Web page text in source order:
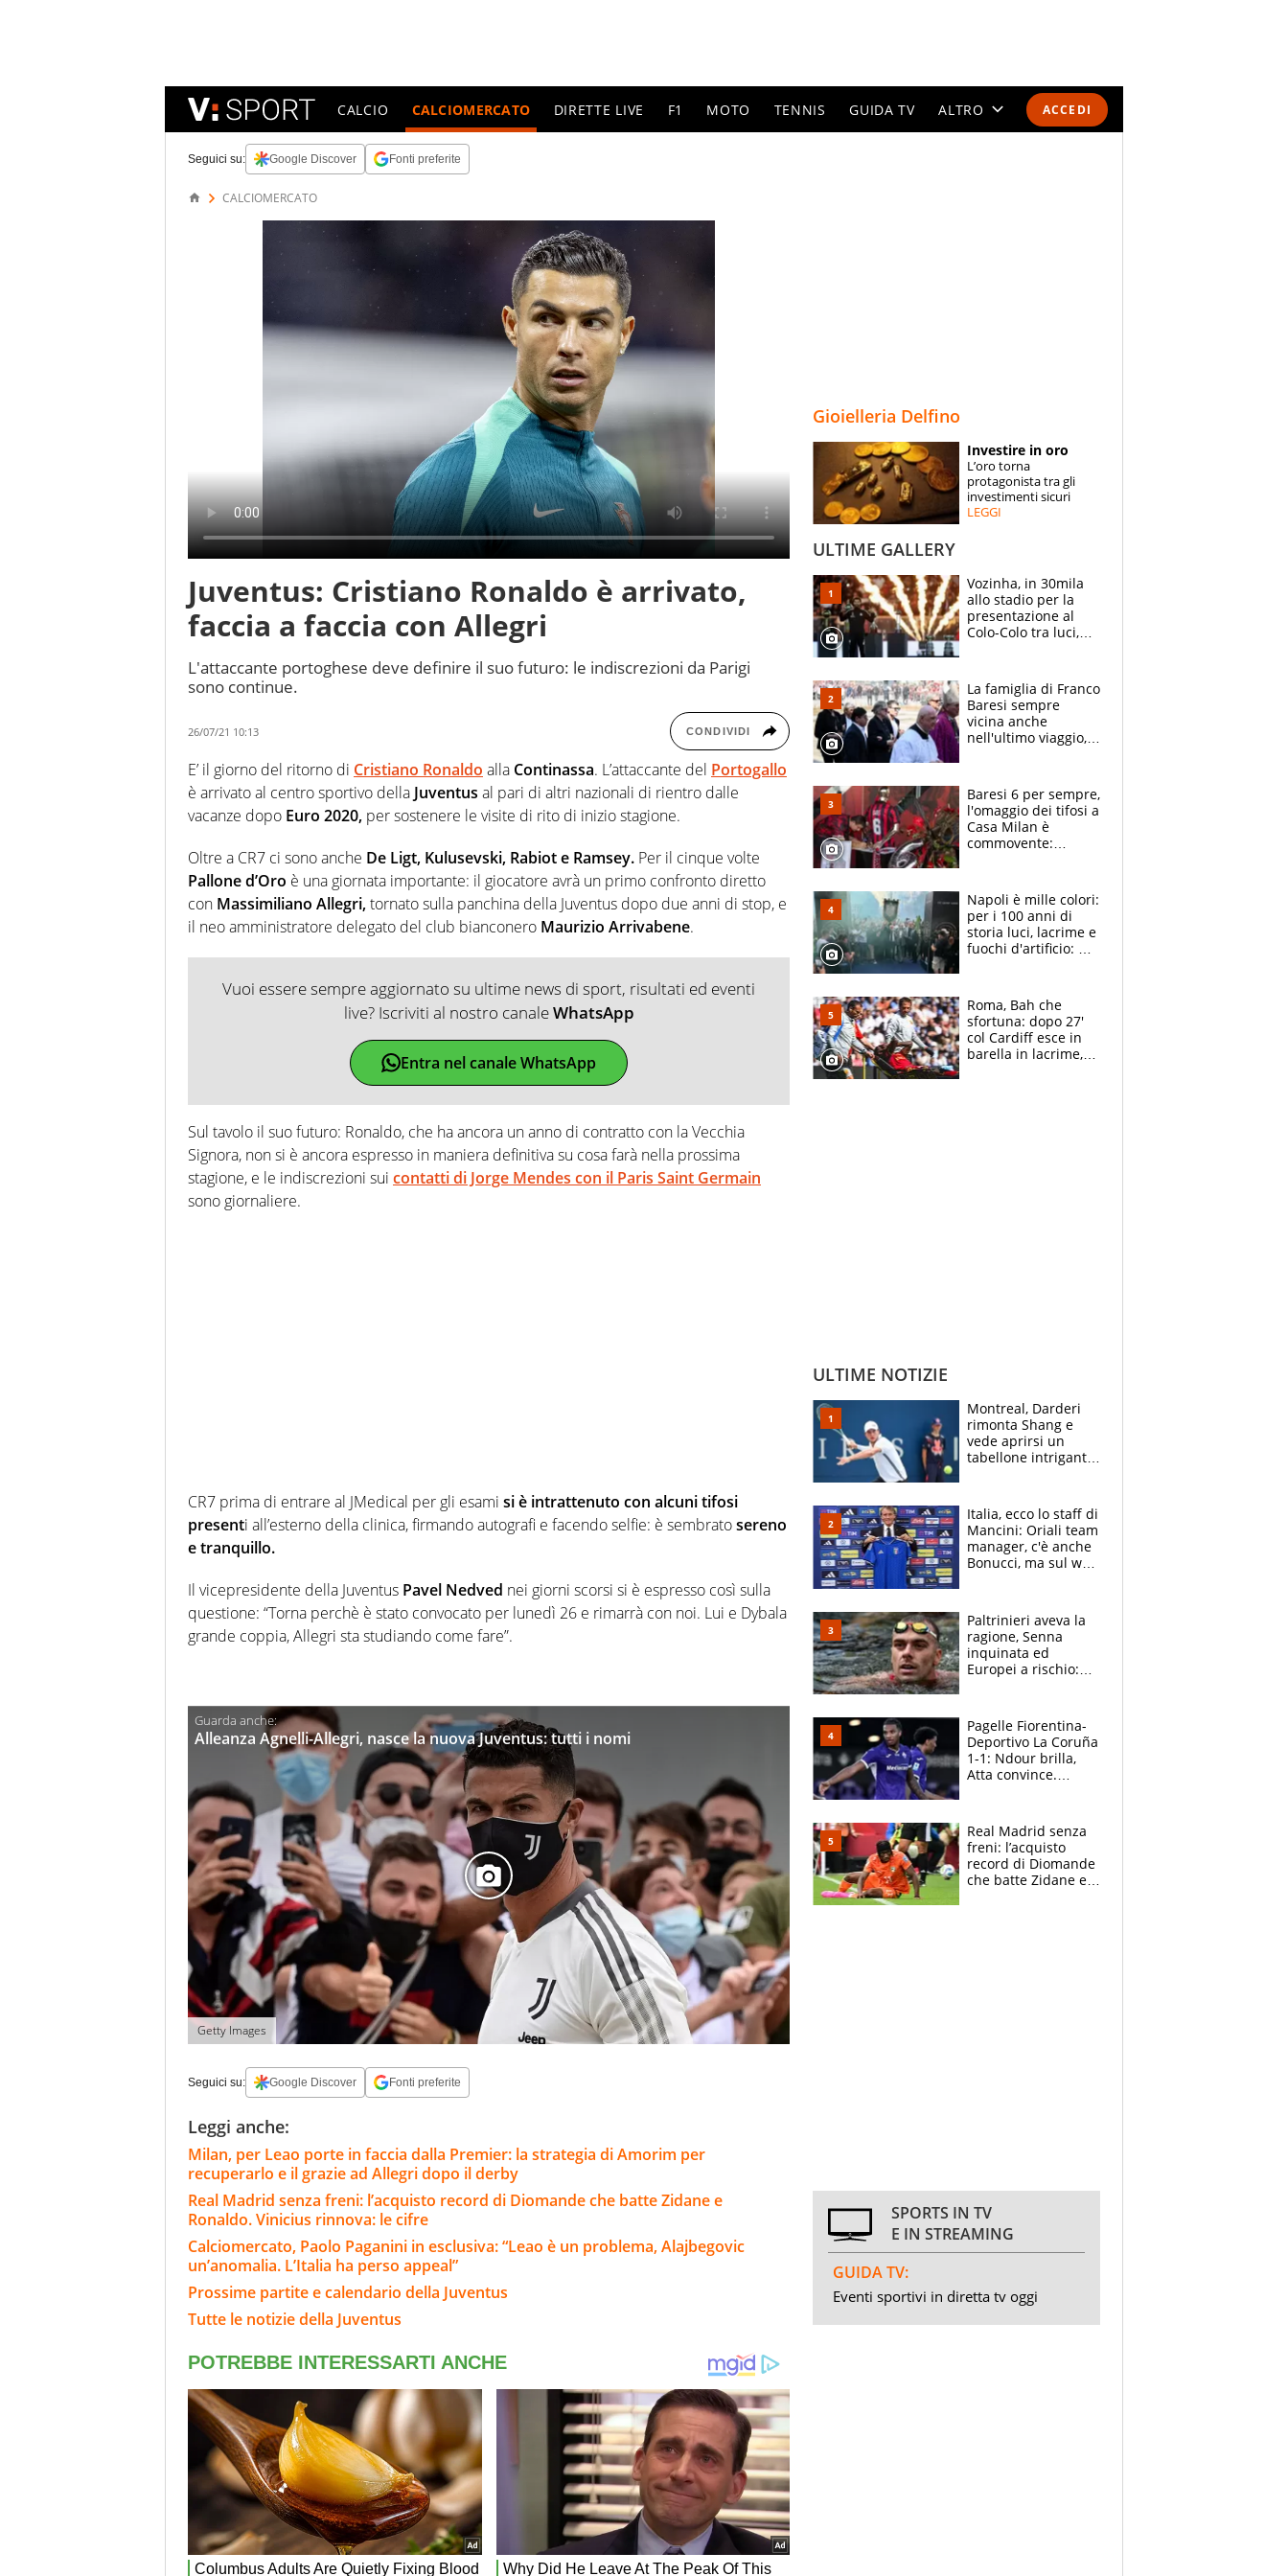
ACCEDI
CALCIO CALCIOMERCATO DIRETTE LIVE F1 MOTO TENNIS GUIDA TV ALTRO
SPECIALI
ESPERTI
Seguici su: Google Discover Fonti preferite
CALCIOMERCATO
Juventus: Cristiano Ronaldo è arrivato,
faccia a faccia con Allegri
L'attaccante portoghese deve definire il suo futuro: le indiscrezioni da Parigi
sono continue.
26/07/21 10:13 CONDIVIDI
E’ il giorno del ritorno di Cristiano Ronaldo alla Continassa. L’attaccante del Portogallo
è arrivato al centro sportivo della Juventus al pari di altri nazionali di rientro dalle
vacanze dopo Euro 2020, per sostenere le visite di rito di inizio stagione.
Oltre a CR7 ci sono anche De Ligt, Kulusevski, Rabiot e Ramsey. Per il cinque volte
Pallone d’Oro è una giornata importante: il giocatore avrà un primo confronto diretto
con Massimiliano Allegri,tornato sulla panchina della Juventus dopo due anni di stop, e
il neo amministratore delegato del club bianconero Maurizio Arrivabene.
Vuoi essere sempre aggiornato su ultime news di sport, risultati ed eventi
live? Iscriviti al nostro canaleWhatsApp
Entra nel canale WhatsApp
Sul tavolo il suo futuro: Ronaldo, che ha ancora un anno di contratto con la Vecchia
Signora, non si è ancora espresso in maniera definitiva su cosa farà nella prossima
stagione, e le indiscrezioni sui contatti di Jorge Mendes con il Paris Saint Germain
sono giornaliere.
CR7 prima di entrare al JMedical per gli esami si è intrattenuto con alcuni tifosi
presenti all’esterno della clinica, firmando autografi e facendo selfie: è sembratosereno
e tranquillo.
Il vicepresidente della Juventus Pavel Nedved nei giorni scorsi si è espresso così sulla
questione: “Torna perchè è stato convocato per lunedì 26 e rimarrà con noi. Lui e Dybala
grande coppia, Allegri sta studiando come fare”.
Alleanza Agnelli-Allegri, nasce la nuova Juventus: tutti i nomi
Getty Images
Seguici su: Google Discover Fonti preferite
Leggi anche:
Milan, per Leao porte in faccia dalla Premier: la strategia di Amorim per
recuperarlo e il grazie ad Allegri dopo il derby
Real Madrid senza freni: l’acquisto record di Diomande che batte Zidane e
Ronaldo. Vinicius rinnova: le cifre
Calciomercato, Paolo Paganini in esclusiva: “Leao è un problema, Alajbegovic
un’anomalia. L’Italia ha perso appeal”
Prossime partite e calendario della Juventus
Tutte le notizie della Juventus
Gioielleria Delfino
Investire in oro
L’oro torna
protagonista tra gli
investimenti sicuri
LEGGI
ULTIME GALLERY
Vozinha, in 30mila
allo stadio per la
presentazione al
Colo-Colo tra luci,
La famiglia di Franco
Baresi sempre
vicina anche
nell'ultimo viaggio,
circondati
dall'affetto dei tifosi
Baresi 6 per sempre,
l'omaggio dei tifosi a
Casa Milan è
commovente:
bigliettini
Napoli è mille colori:
per i 100 anni di
storia luci, lacrime e
fuochi d'artificio: De
Roma, Bah che
sfortuna: dopo 27'
col Cardiff esce in
barella in lacrime,
ULTIME NOTIZIE
Montreal, Darderi
rimonta Shang e
vede aprirsi un
tabellone intrigante:
felice del mio livello"
Italia, ecco lo staff di
Mancini: Oriali team
manager, c'è anche
Bonucci, ma sul web
Paltrinieri aveva la
ragione, Senna
inquinata ed
Europei a rischio:
adesso
Pagelle Fiorentina-
Deportivo La Coruña
1-1: Ndour brilla,
Atta convince.
Real Madrid senza
freni: l’acquisto
record di Diomande
che batte Zidane e
SPORTS IN TV
E IN STREAMING
GUIDA TV:
Eventi sportivi in diretta tv oggi